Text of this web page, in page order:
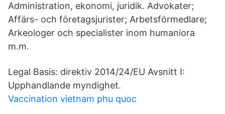
Administration, ekonomi, juridik. Advokater;
Affärs- och företagsjurister; Arbetsförmedlare;
Arkeologer och specialister inom humaniora
m.m.
Legal Basis: direktiv 2014/24/EU Avsnitt I:
Upphandlande myndighet.
Vaccination vietnam phu quoc